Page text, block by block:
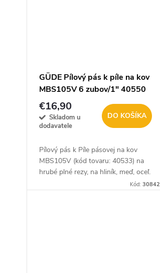
GÜDE Pílový pás k píle na kov
MBS105V 6 zubov/1" 40550
€16,90
Skladom u
dodavatele
DO KOŠÍKA
Pílový pás k Píle pásovej na kov
MBS105V (kód tovaru: 40533) na
hrubé plné rezy, na hliník, meď, oceľ.
Kód:30842